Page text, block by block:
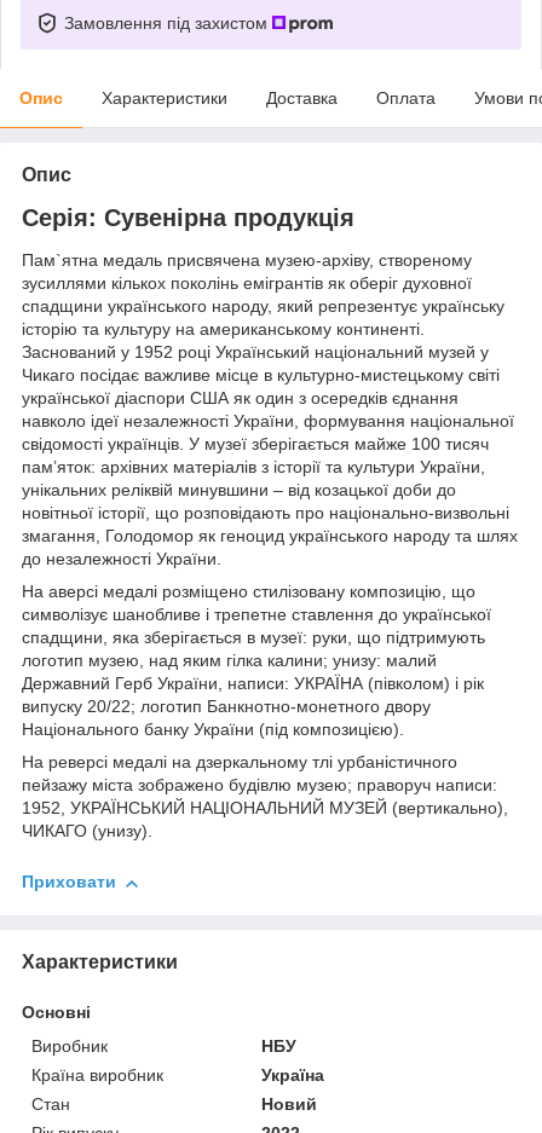
Замовлення під захистом
Опис Характеристики Доставка Оплата Умови
Опис
Серія: Сувенірна продукція
Пам`ятна медаль присвячена музею-архіву, створеному
зусиллями кількох поколінь емігрантів як оберіг духовної
спадщини українського народу, який репрезентує українську
історію та культуру на американському континенті.
Заснований у 1952 році Український національний музей у
Чикаго посідає важливе місце в культурно-мистецькому світі
української діаспори США як один з осередків єднання
навколо ідеї незалежності України, формування національної
свідомості українців. У музеї зберігається майже 100 тисяч
пам’яток: архівних матеріалів з історії та культури України,
унікальних реліквій минувшини – від козацької доби до
новітньої історії, що розповідають про національно-визвольні
змагання, Голодомор як геноцид українського народу та шлях
до незалежності України.
На аверсі медалі розміщено стилізовану композицію, що
символізує шанобливе і трепетне ставлення до української
спадщини, яка зберігається в музеї: руки, що підтримують
логотип музею, над яким гілка калини; унизу: малий
Державний Герб України, написи: УКРАЇНА (півколом) і рік
випуску 20/22; логотип Банкнотно-монетного двору
Національного банку України (під композицією).
На реверсі медалі на дзеркальному тлі урбаністичного
пейзажу міста зображено будівлю музею; праворуч написи:
1952, УКРАЇНСЬКИЙ НАЦІОНАЛЬНИЙ МУЗЕЙ (вертикально),
ЧИКАГО (унизу).
Приховати
Характеристики
Основні
Виробник
НБУ
Країна виробник
Україна
Стан
Новий